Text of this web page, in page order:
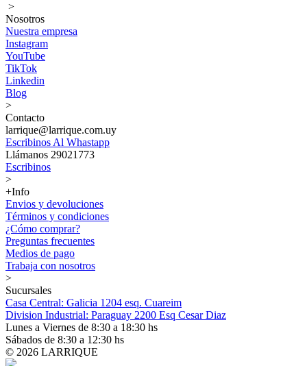
>
Nosotros
Nuestra empresa
Instagram
YouTube
TikTok
Linkedin
Blog
>
Contacto
larrique@larrique.com.uy
Escribinos Al Whastapp
Llámanos 29021773
Escribinos
>
+Info
Envios y devoluciones
Términos y condiciones
¿Cómo comprar?
Preguntas frecuentes
Medios de pago
Trabaja con nosotros
>
Sucursales
Casa Central: Galicia 1204 esq. Cuareim
Division Industrial: Paraguay 2200 Esq Cesar Diaz
Lunes a Viernes de 8:30 a 18:30 hs
Sábados de 8:30 a 12:30 hs
© 2026 LARRIQUE